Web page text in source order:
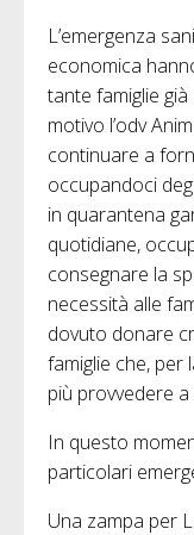
L’emergenza
economica
tante famiglie
motivo l’odv
continuare a
occupandoci
in quarantena
quotidiane,
consegnare la
necessità alle
dovuto donare
famiglie che, per
più provvedere
In questo
particolari
Una zampa per